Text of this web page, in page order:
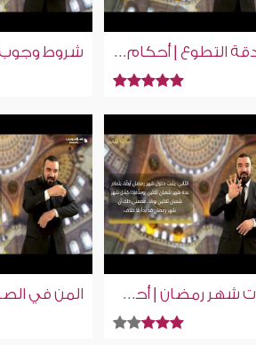
صدقة التطوع | أحكام رمضان | إسلام ويب | للصم بلغة الإشارة
ثبوت شهر رمضان | أحكام رمضان | إسلام ويب | للصم بلغة الإشارة